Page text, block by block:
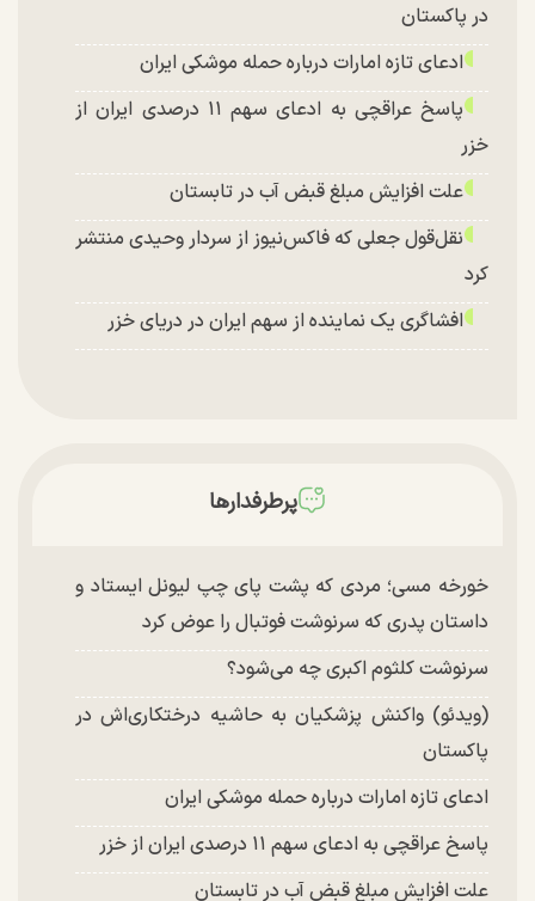
در پاکستان
ادعای تازه امارات درباره حمله موشکی ایران
پاسخ عراقچی به ادعای سهم ۱۱ درصدی ایران از
خزر
علت افزایش مبلغ قبض آب در تابستان
نقل‌قول جعلی که فاکس‌نیوز از سردار وحیدی منتشر
کرد
افشاگری یک نماینده از سهم ایران در دریای خزر
پرطرفدارها
خورخه مسی؛ مردی که پشت پای چپ لیونل ایستاد و
داستان پدری که سرنوشت فوتبال را عوض کرد
سرنوشت کلثوم اکبری چه می‌شود؟
(ویدئو) واکنش پزشکیان به حاشیه درختکاری‌اش در
پاکستان
ادعای تازه امارات درباره حمله موشکی ایران
پاسخ عراقچی به ادعای سهم ۱۱ درصدی ایران از خزر
علت افزایش مبلغ قبض آب در تابستان